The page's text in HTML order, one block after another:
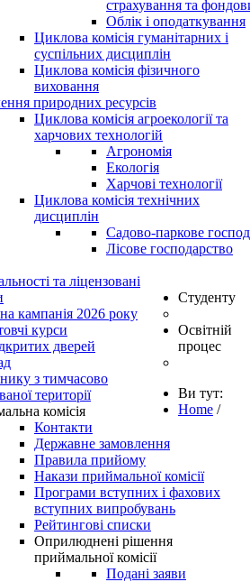
страхування та
Облік і оподаткування
Циклова комісія гуманітарних і
суспільних дисциплін
Циклова комісія фізичного
виховання
природних ресурсів
Циклова комісія агроекології та
харчових технологій
Агрономія
Екологія
Харчові технології
Циклова комісія технічних
дисциплін
Садово-паркове
Лісове господарство
та ліцензовані
кампанія 2026 року
курси
дверей
з тимчасово
території
комісія
Контакти
Державне замовлення
Правила прийому
Накази приймальної комісії
Програми вступних і фахових
вступних випробувань
Рейтингові списки
Оприлюднені рішення
приймальної комісії
Подані заяви
Студенту
Освітній
процес
Ви тут:
Home /